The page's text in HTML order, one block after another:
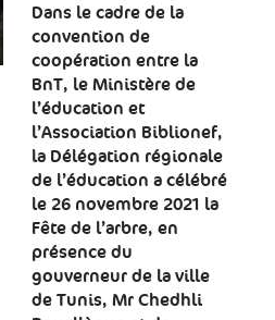
Dans le cadre de la
convention de
coopération entre la
BnT, le Ministère de
l’éducation et
l’Association Biblionef,
la Délégation régionale
de l’éducation a célébré
le 26 novembre 2021 la
Fête de l’arbre, en
présence du
gouverneur de la ville
de Tunis, Mr Chedhli